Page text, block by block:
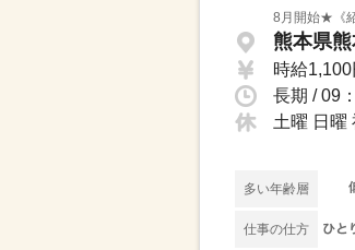
8月開始★《
熊本県
時給
土曜 日曜
多い年齢層
仕事の仕方